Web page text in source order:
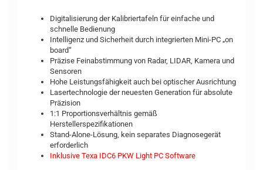
Digitalisierung der Kalibriertafeln für einfache und
schnelle Bedienung
Intelligenz und Sicherheit durch integrierten Mini-PC „on
board“
Präzise Feinabstimmung von Radar, LIDAR, Kamera und
Sensoren
Hohe Leistungsfähigkeit auch bei optischer Ausrichtung
Lasertechnologie der neuesten Generation für absolute
Präzision
1:1 Proportionsverhältnis gemäß
Herstellerspezifikationen
Stand-Alone-Lösung, kein separates Diagnosegerät
erforderlich
Inklusive Texa IDC6 PKW Light PC Software